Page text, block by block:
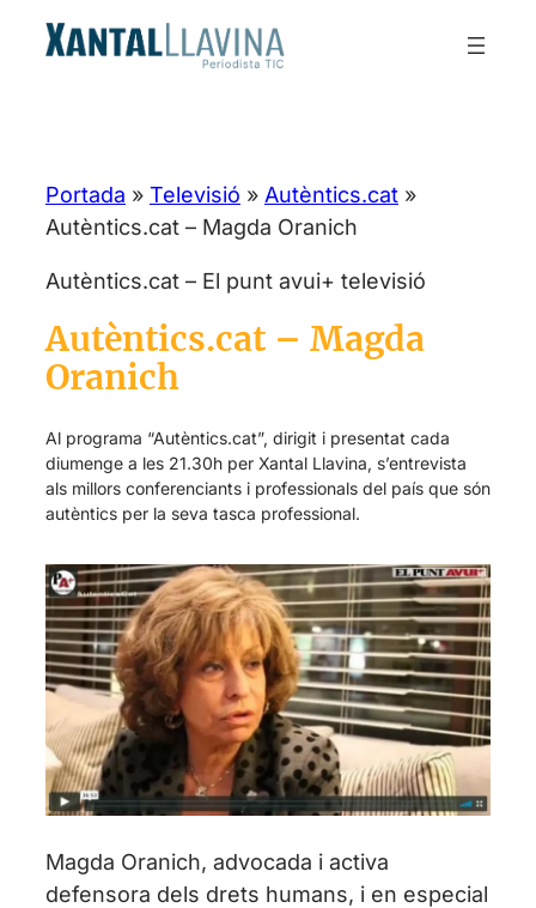
Portada » Televisió » Autèntics.cat »
Autèntics.cat – Magda Oranich
Autèntics.cat – El punt avui+ televisió
Autèntics.cat – Magda
Oranich
Al programa “Autèntics.cat”, dirigit i presentat cada
diumenge a les 21.30h per Xantal Llavina, s’entrevista
als millors conferenciants i professionals del país que són
autèntics per la seva tasca professional.
Magda Oranich, advocada i activa
defensora dels drets humans, i en especial